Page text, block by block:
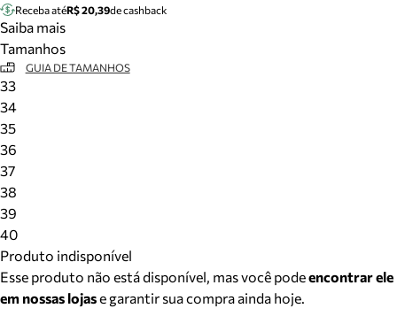
Tire dúvidas sobre pedidos, devoluções e mais.
Meus pedidos
Acompanhe seus pedidos e solicite devoluções.
Receba atéR$ 20,39de cashback
Saiba mais
Tamanhos
GUIA DE TAMANHOS
33
34
35
36
37
38
39
40
Produto indisponível
Esse produto não está disponível, mas você podeencontrar ele
em nossas lojase garantir sua compra ainda hoje.